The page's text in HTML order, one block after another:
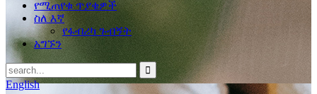
የሚጠየቁ ጥያቄዎች
ስለ እኛ
የፋብሪካ ጉብኝት
አግኙን
English